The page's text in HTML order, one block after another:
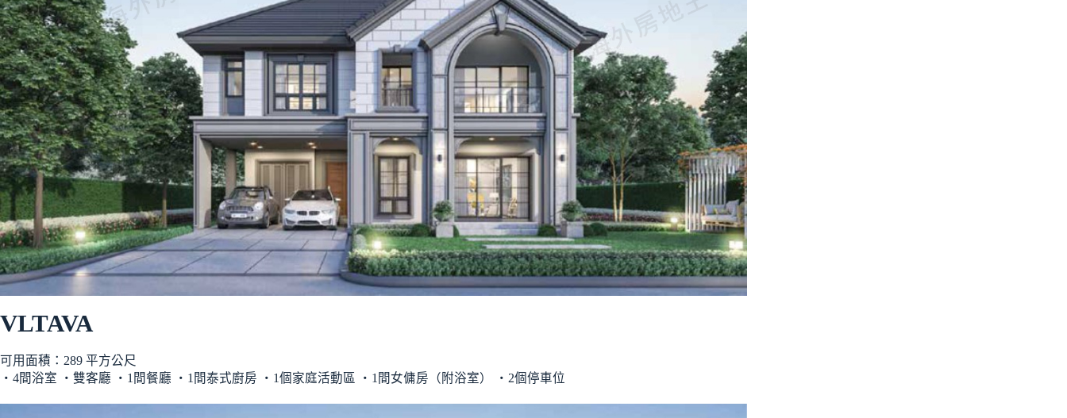
VLTAVA
可用面積：289 平方公尺
‧4間浴室 ‧雙客廳 ‧1間餐廳 ‧1間泰式廚房 ‧1個家庭活動區 ‧1間女傭房（附浴室） ‧2個停車位